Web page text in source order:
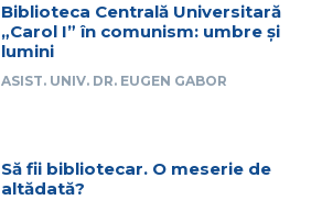
Biblioteca Centrală Universitară
„Carol I” în comunism: umbre și
lumini
ASIST. UNIV. DR. EUGEN GABOR
Să fii bibliotecar. O meserie de
altădată?